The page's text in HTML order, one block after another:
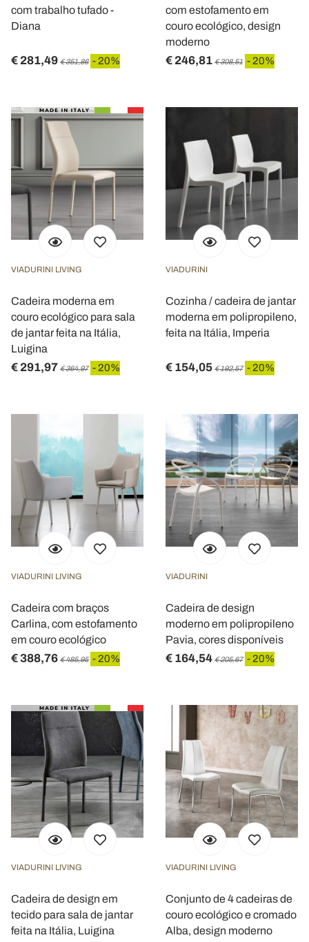
com trabalho tufado -
Diana
€ 281,49 € 351,86 - 20%
com estofamento em
couro ecológico, design
moderno
€ 246,81 € 308,51 - 20%
VIADURINI LIVING
Cadeira moderna em
couro ecológico para sala
de jantar feita na Itália,
Luigina
€ 291,97 € 364,97 - 20%
VIADURINI
Cozinha / cadeira de jantar
moderna em polipropileno,
feita na Itália, Imperia
€ 154,05 € 192,57 - 20%
VIADURINI LIVING
Cadeira com braços
Carlina, com estofamento
em couro ecológico
€ 388,76 € 485,95 - 20%
VIADURINI
Cadeira de design
moderno em polipropileno
Pavia, cores disponíveis
€ 164,54 € 205,67 - 20%
VIADURINI LIVING
Cadeira de design em
tecido para sala de jantar
feita na Itália, Luigina
VIADURINI LIVING
Conjunto de 4 cadeiras de
couro ecológico e cromado
Alba, design moderno